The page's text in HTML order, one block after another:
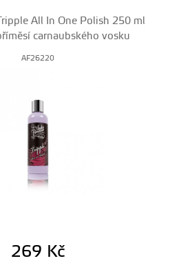
All In One Polish 250 ml
carnaubského vosku
AF26220
269 Kč